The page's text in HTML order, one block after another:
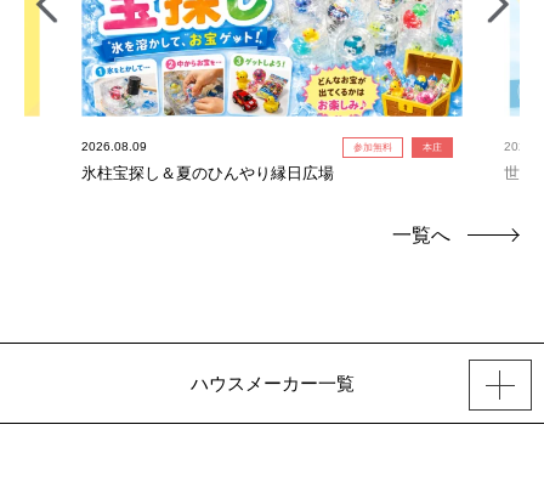
2026.08.09 参加無料 本庄
氷柱宝探し＆夏のひんやり縁日広場
世界
一覧へ
ハウスメーカー一覧